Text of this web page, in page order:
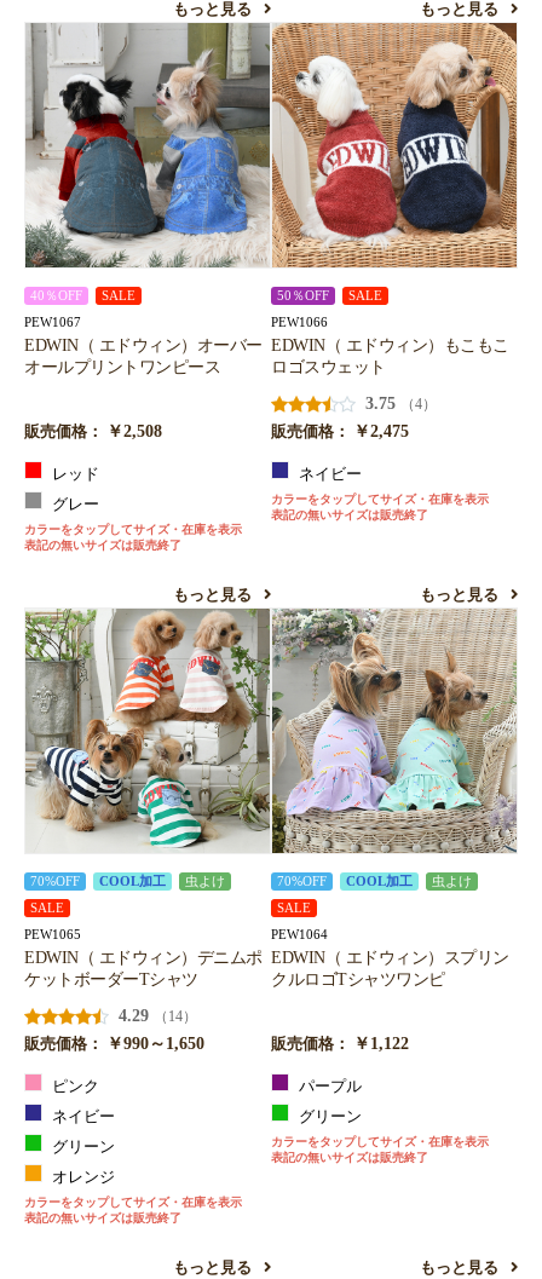
もっと見る もっと見る
40％OFF SALE
PEW1067
EDWIN（ エドウィン）オーバー
オールプリントワンピース
販売価格： ￥2,508
レッド
グレー
カラーをタップしてサイズ・在庫を表示
表記の無いサイズは販売終了
もっと見る
50％OFF SALE
PEW1066
EDWIN（ エドウィン）もこもこ
ロゴスウェット
3.75
（4）
販売価格：
￥2,475
ネイビー
カラーをタップしてサイズ・在庫を表示
表記の無いサイズは販売終了
もっと見る
70%OFF COOL加工
虫よけ
SALE
PEW1065
EDWIN（ エドウィン）デニムポ
ケットボーダーTシャツ
4.29
（14）
販売価格：
￥990～1,650
ピンク
ネイビー
グリーン
オレンジ
カラーをタップしてサイズ・在庫を表示
表記の無いサイズは販売終了
もっと見る
70%OFF COOL加工
虫よけ
SALE
PEW1064
EDWIN（ エドウィン）スプリン
クルロゴTシャツワンピ
販売価格： ￥1,122
パープル
グリーン
カラーをタップしてサイズ・在庫を表示
表記の無いサイズは販売終了
もっと見る